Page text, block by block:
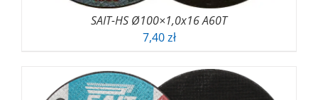
SAIT-HS Ø100×1,0x16 A60T
7,40zł